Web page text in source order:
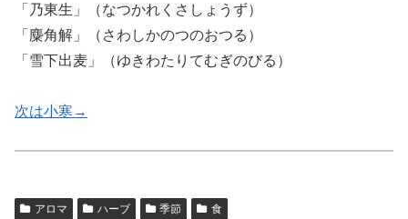
「乃東生」（なつかれくさしょうず）
「麋角解」（さわしかのつのおつる）
「雪下出麦」（ゆきわたりてむぎのびる）
次は小寒→
アロマ ハーブ 季節 食